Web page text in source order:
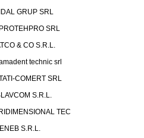
GRUP SRL
SRL
& CO S.R.L.
technic srl
COMERT SRL
S.R.L.
TEC
S.R.L.